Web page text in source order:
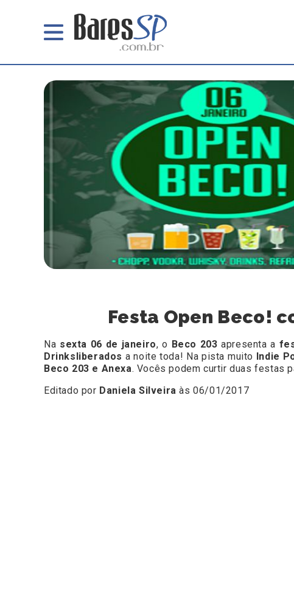
Festa Open Beco!
Na sexta 06 de janeiro, o Beco 203apresenta a
Drinksliberados a noite toda! Na pista muito Indie
Beco 203 e Anexa. Vocês podem curtir duas festas
Editado por Daniela Silveira às 06/01/2017